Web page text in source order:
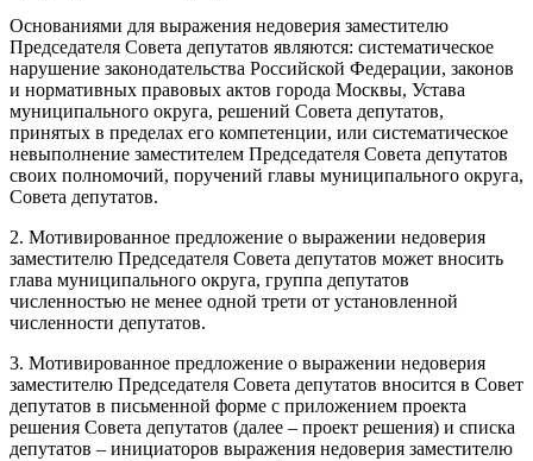
Основаниями для выражения недоверия заместителю
Председателя Совета депутатов являются: систематическое
нарушение законодательства Российской Федерации, законов
и нормативных правовых актов города Москвы, Устава
муниципального округа, решений Совета депутатов,
принятых в пределах его компетенции, или систематическое
невыполнение заместителем Председателя Совета депутатов
своих полномочий, поручений главы муниципального округа,
Совета депутатов.
2. Мотивированное предложение о выражении недоверия
заместителю Председателя Совета депутатов может вносить
глава муниципального округа, группа депутатов
численностью не менее одной трети от установленной
численности депутатов.
3. Мотивированное предложение о выражении недоверия
заместителю Председателя Совета депутатов вносится в Совет
депутатов в письменной форме с приложением проекта
решения Совета депутатов (далее – проект решения) и списка
депутатов – инициаторов выражения недоверия заместителю